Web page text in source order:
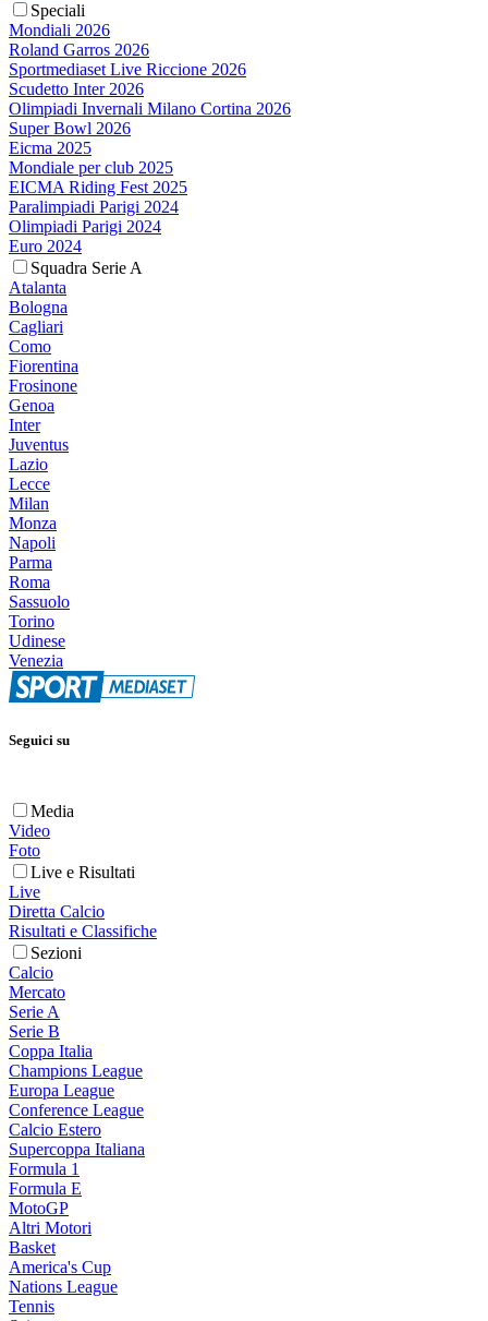
Speciali
Mondiali 2026
Roland Garros 2026
Sportmediaset Live Riccione 2026
Scudetto Inter 2026
Olimpiadi Invernali Milano Cortina 2026
Super Bowl 2026
Eicma 2025
Mondiale per club 2025
EICMA Riding Fest 2025
Paralimpiadi Parigi 2024
Olimpiadi Parigi 2024
Euro 2024
Squadra Serie A
Atalanta
Bologna
Cagliari
Como
Fiorentina
Frosinone
Genoa
Inter
Juventus
Lazio
Lecce
Milan
Monza
Napoli
Parma
Roma
Sassuolo
Torino
Udinese
Venezia
Seguici su
Media
Video
Foto
Live e Risultati
Live
Diretta Calcio
Risultati e Classifiche
Sezioni
Calcio
Mercato
Serie A
Serie B
Coppa Italia
Champions League
Europa League
Conference League
Calcio Estero
Supercoppa Italiana
Formula 1
Formula E
MotoGP
Altri Motori
Basket
America's Cup
Nations League
Tennis